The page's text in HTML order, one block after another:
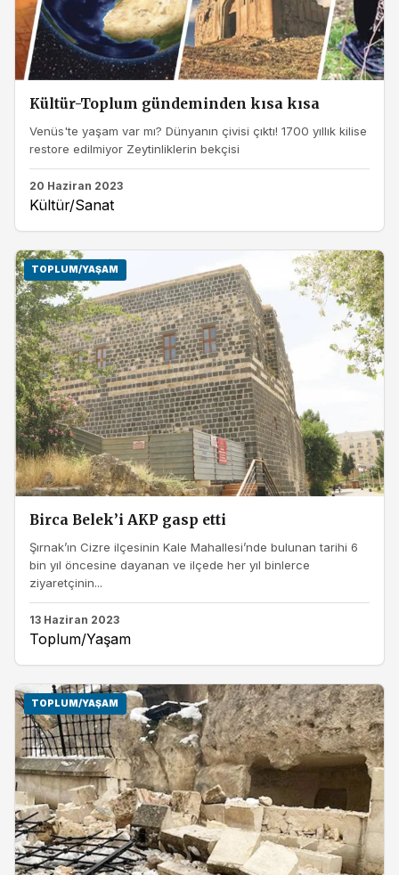
Kültür-Toplum gündeminden kısa kısa
Venüs'te yaşam var mı? Dünyanın çivisi çıktı! 1700 yıllık kilise
restore edilmiyor Zeytinliklerin bekçisi
20 Haziran 2023
Kültür/Sanat
TOPLUM/YAŞAM
Birca Belek’i AKP gasp etti
Şırnak’ın Cizre ilçesinin Kale Mahallesi’nde bulunan tarihi 6
bin yıl öncesine dayanan ve ilçede her yıl binlerce
ziyaretçinin...
13 Haziran 2023
Toplum/Yaşam
TOPLUM/YAŞAM